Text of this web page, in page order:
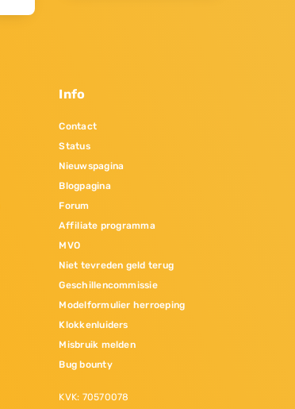
Info
Contact
Status
Nieuwspagina
Blogpagina
Forum
Affiliate programma
MVO
Niet tevreden geld terug
Geschillencommissie
Modelformulier herroeping
Klokkenluiders
Misbruik melden
Bug bounty
KVK: 70570078